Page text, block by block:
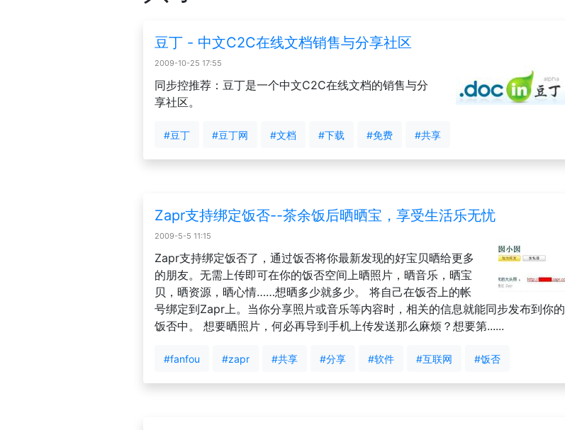
豆丁 - 中文C2C在线文档销售与分享社区
2009-10-25 17:55
同步控推荐：豆丁是一个中文C2C在线文档的销售与分
享社区。
#豆丁 #豆丁网 #文档 #下载 #免费 #共享
Zapr支持绑定饭否--茶余饭后晒晒宝，享受生活乐无忧
2009-5-5 11:15
Zapr支持绑定饭否了，通过饭否将你最新发现的好宝贝晒给更多
的朋友。无需上传即可在你的饭否空间上晒照片，晒音乐，晒宝
贝，晒资源，晒心情……想晒多少就多少。 将自己在饭否上的帐
号绑定到Zapr上。当你分享照片或音乐等内容时，相关的信息就能同步发布到你的
饭否中。 想要晒照片，何必再导到手机上传发送那么麻烦？想要第......
#fanfou #zapr #共享 #分享 #软件 #互联网 #饭否